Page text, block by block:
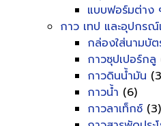
แบบฟอร์มต่าง
กาว เทป และอุปกรณ์
กล่องใส่นามบัต
กาวซุปเปอร์กลู
กาวดินน้ำมัน
กาวน้ำ (6)
กาวลาเท็กซ์ (3)